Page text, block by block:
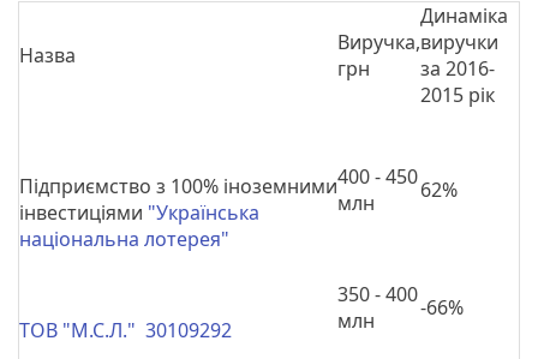
Назва
Виручка,
грн
Динаміка
виручки
за 2016-
2015 рік
Підприємство з 100% іноземними
інвестиціями "Українська
національна лотерея"
400 - 450
млн
62%
ТОВ "М.С.Л." 30109292
350 - 400
млн
-66%